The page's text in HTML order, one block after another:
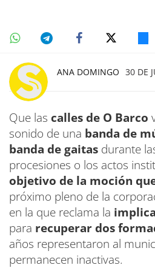
ANA DOMINGO 30 DE
Que las calles de O Barco
sonido de una banda de
banda de gaitas durante
procesiones o los actos
objetivo de la moción
próximo pleno de la
en la que reclama la
para recuperar dos
años representaron al
permanecen inactivas.